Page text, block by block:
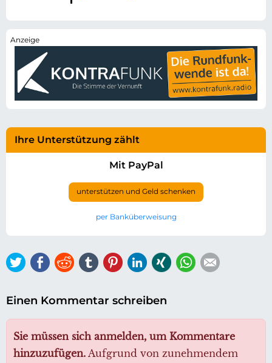
Ihre Unterstützung zählt
Mit PayPal
unterstützen und Geld schenken
per Banküberweisung
TwitterFacebook
ReddittumblrPinterestLinkedIn
Xing WhatsApp
Einen Kommentar schreiben
Sie müssen sich anmelden, um Kommentare
hinzuzufügen. Aufgrund von zunehmendem